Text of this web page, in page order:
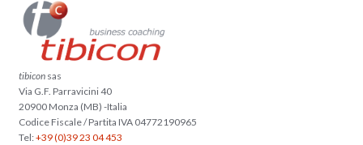
tibicon sas
Via G.F. Parravicini 40
20900 Monza (MB) -Italia
Codice Fiscale / Partita IVA 04772190965
Tel:+39 (0)39 23 04 453